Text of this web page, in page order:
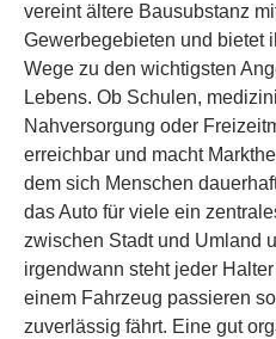
vereint ältere Bausubstanz
Gewerbegebieten und bietet
Wege zu den wichtigsten
Lebens. Ob Schulen,
Nahversorgung oder
erreichbar und macht
dem sich Menschen
das Auto für viele ein
zwischen Stadt und Umland
irgendwann steht jeder
einem Fahrzeug passieren
zuverlässig fährt. Eine gut